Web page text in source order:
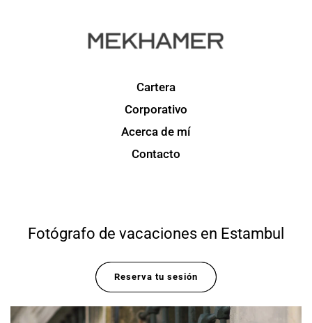
Cartera
Corporativo
Acerca de mí
Contacto
Fotógrafo de vacaciones en Estambul
Reserva tu sesión